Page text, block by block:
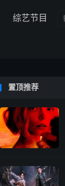
综艺节目
置顶推荐